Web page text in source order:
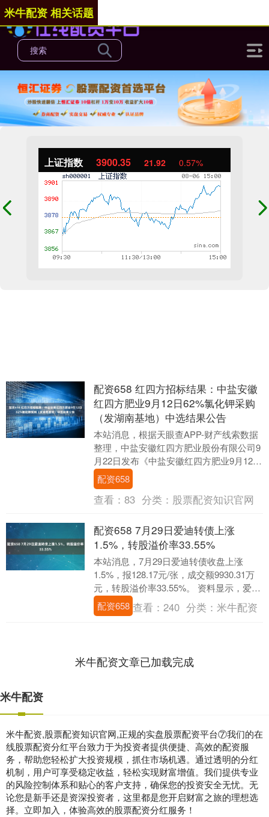
上证指数 3900.35 21.92 0.57%
米牛配资 相关话题
配资658 红四方招标结果：中盐安徽
红四方肥业9月12日62%氯化钾采购
（发湖南基地）中选结果公告
本站消息，根据天眼查APP-财产线索数据
整理，中盐安徽红四方肥业股份有限公司9
月22日发布《中盐安徽红四方肥业9月12日
62%氯化钾采购（发湖南基地）中选结果
公....
配资658
查看： 83 分类： 股票配资知识官网
配资658 7月29日爱迪转债上涨
1.5%，转股溢价率33.55%
本站消息，7月29日爱迪转债收盘上涨
1.5%，报128.17元/张，成交额9930.31万
元，转股溢价率33.55%。 资料显示，爱迪
转债信用级别为“AA”，债....
配资658 查看：240 分类：米牛配资
米牛配资文章已加载完成
米牛配资
米牛配资,股票配资知识官网,正规的实盘股票配资平台⑦我们的在
线股票配资分红平台致力于为投资者提供便捷、高效的配资服
务，帮助您轻松扩大投资规模，抓住市场机遇。通过透明的分红
机制，用户可享受稳定收益，轻松实现财富增值。我们提供专业
的风险控制体系和贴心的客户支持，确保您的投资安全无忧。无
论您是新手还是资深投资者，这里都是您开启财富之旅的理想选
择。立即加入，体验高效的股票配资分红服务！